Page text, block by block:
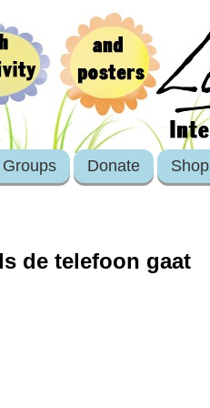
Groups Donate Shop
de telefoon gaat